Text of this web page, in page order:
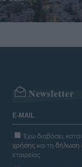
Newsletter
Έχω διαβάσει,
χρήσης και τη δήλωση
εταιρείας